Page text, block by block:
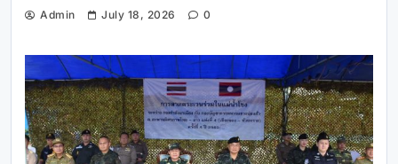
Admin July 18, 2026 0